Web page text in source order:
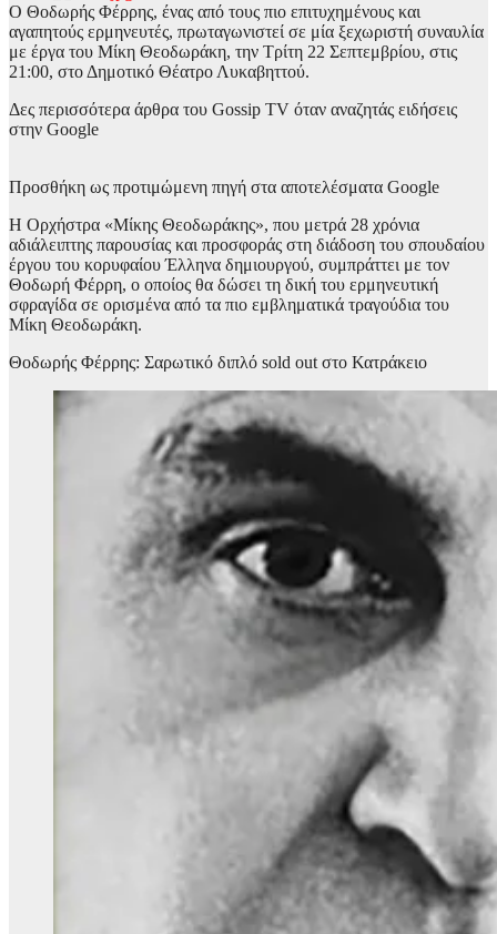
Ο Θοδωρής Φέρρης, ένας από τους πιο επιτυχημένους και
αγαπητούς ερμηνευτές, πρωταγωνιστεί σε μία ξεχωριστή συναυλία
με έργα του Μίκη Θεοδωράκη, την Τρίτη 22 Σεπτεμβρίου, στις
21:00, στο Δημοτικό Θέατρο Λυκαβηττού.
Δες περισσότερα άρθρα του Gossip TV όταν αναζητάς ειδήσεις
στην Google
Προσθήκη ως προτιμώμενη πηγή στα αποτελέσματα Google
Η Ορχήστρα «Μίκης Θεοδωράκης», που μετρά 28 χρόνια
αδιάλειπτης παρουσίας και προσφοράς στη διάδοση του σπουδαίου
έργου του κορυφαίου Έλληνα δημιουργού, συμπράττει με τον
Θοδωρή Φέρρη, ο οποίος θα δώσει τη δική του ερμηνευτική
σφραγίδα σε ορισμένα από τα πιο εμβληματικά τραγούδια του
Μίκη Θεοδωράκη.
Θοδωρής Φέρρης: Σαρωτικό διπλό sold out στο Κατράκειο